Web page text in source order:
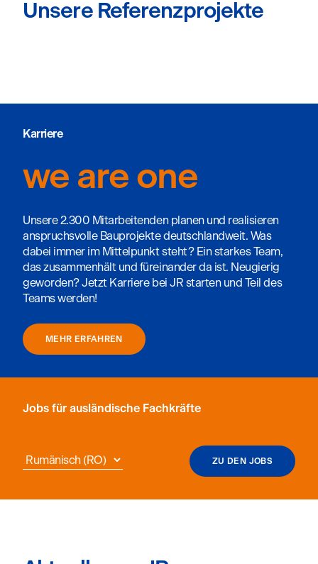
Unsere Referenzprojekte
Karriere
we are one
Unsere 2.300 Mitarbeitenden planen und realisieren
anspruchsvolle Bauprojekte deutschlandweit. Was
dabei immer im Mittelpunkt steht? Ein starkes Team,
das zusammenhält und füreinander da ist. Neugierig
geworden? Jetzt Karriere bei JR starten und Teil des
Teams werden!
MEHR ERFAHREN
Jobs für ausländische Fachkräfte
ZU DEN JOBS